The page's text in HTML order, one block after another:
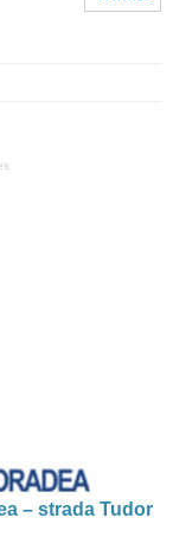
– strada Tudor